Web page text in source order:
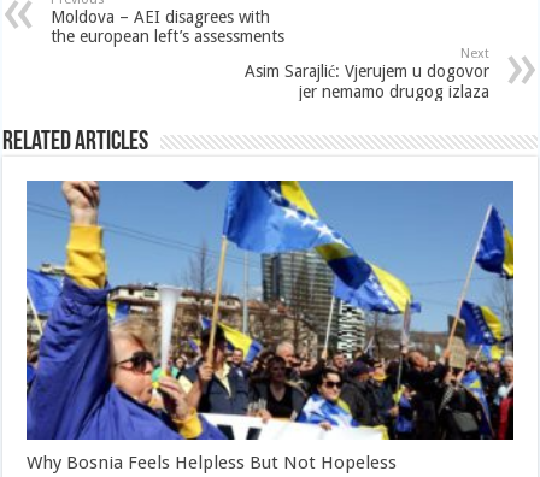
Moldova – AEI disagrees with
the european left’s assessments
Next
Asim Sarajlić: Vjerujem u dogovor
jer nemamo drugog izlaza
Related Articles
Why Bosnia Feels Helpless But Not Hopeless